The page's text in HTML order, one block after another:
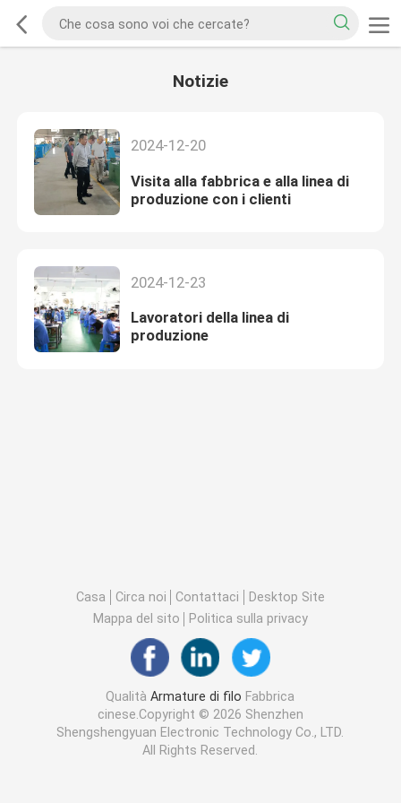
Notizie
2024-12-20
Visita alla fabbrica e alla linea di
produzione con i clienti
2024-12-23
Lavoratori della linea di
produzione
Casa Circa noi Contattaci
Desktop Site
Mappa del sito
Politica sulla privacy
QualitàArmature di filo Fabbrica
cinese.Copyright © 2026 Shenzhen
Shengshengyuan Electronic Technology Co., LTD.
All Rights Reserved.